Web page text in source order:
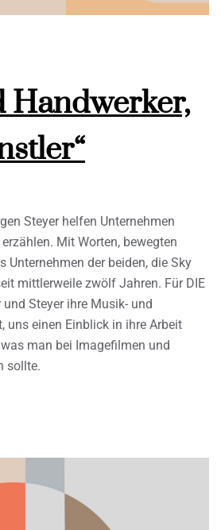
Handwerker,
Steyer helfen Unternehmen
Mit Worten, bewegten
Unternehmen der beiden, die Sky
mittlerweile zwölf Jahren. Für DIE
und Steyer ihre Musik- und
uns einen Einblick in ihre Arbeit
man bei Imagefilmen und
sollte.